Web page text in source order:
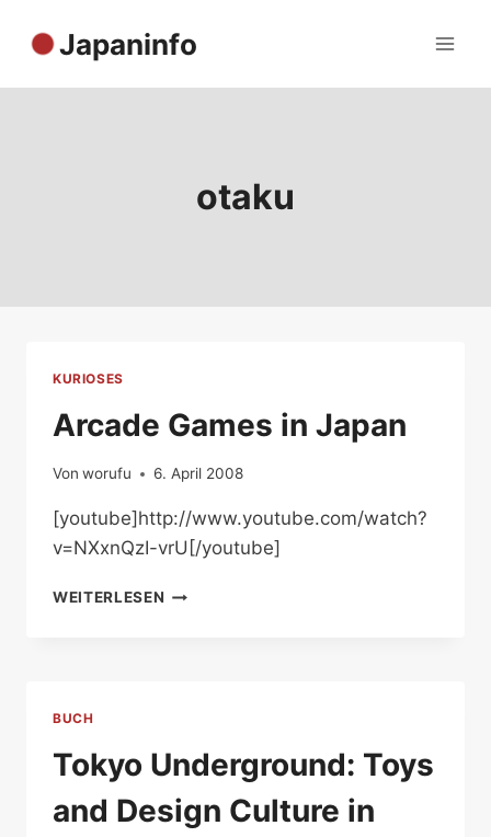
Inhalt
Japaninfo
otaku
KURIOSES
Arcade Games in Japan
Von worufu 6. April 2008
[youtube]http://www.youtube.com/watch?
v=NXxnQzI-vrU[/youtube]
WEITERLESEN ARCADE
BUCH
Tokyo Underground: Toys
and Design Culture in